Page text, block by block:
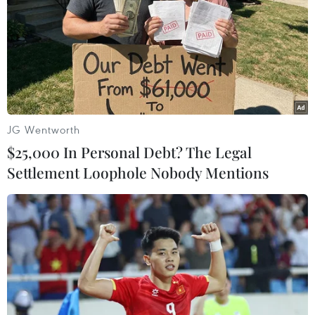
Bầu cử Mỹ 2024: Kiểm lại phiếu bầu Thượng
nghị sỹ tại Pennsylvania
TIN LIÊN QUAN
JG Wentworth
$25,000 In Personal Debt? The Legal
Settlement Loophole Nobody Mentions